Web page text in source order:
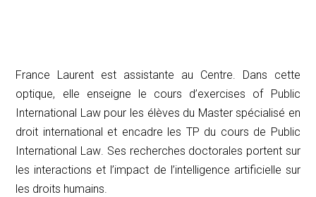
France Laurent est assistante au Centre. Dans cette
optique, elle enseigne le cours d’exercises of Public
International Law pour les élèves du Master spécialisé en
droit international et encadre les TP du cours de Public
International Law. Ses recherches doctorales portent sur
les interactions et l’impact de l’intelligence artificielle sur
les droits humains.